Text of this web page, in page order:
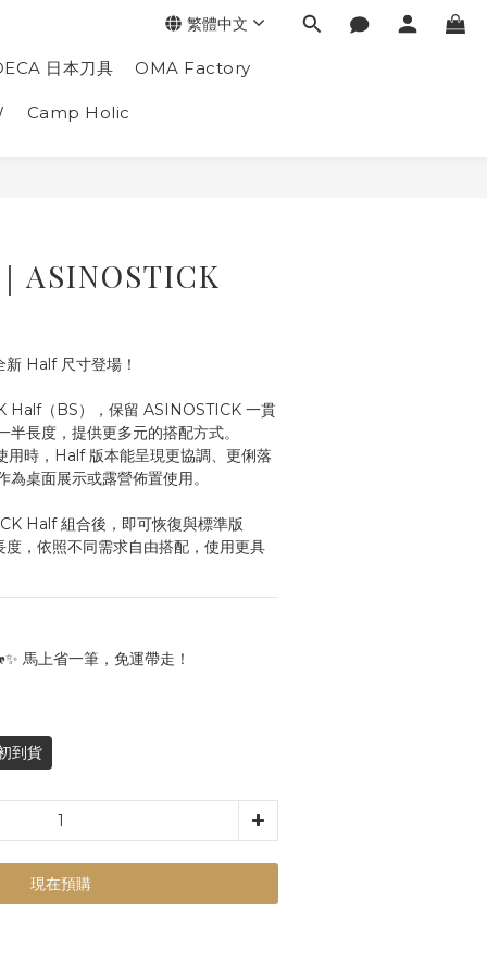
日本刀具 OMA Factory
Camp Holic
繁體中文
ASINOSTICK
Half 尺寸登場！
Half（BS），保留 ASINOSTICK 一貫
長度，提供更多元的搭配方式。
用時，Half 版本能呈現更協調、更俐落
桌面展示或露營佈置使用。
Half 組合後，即可恢復與標準版
，依照不同需求自由搭配，使用更具
馬上省一筆，免運帶走！
到貨
現在預購